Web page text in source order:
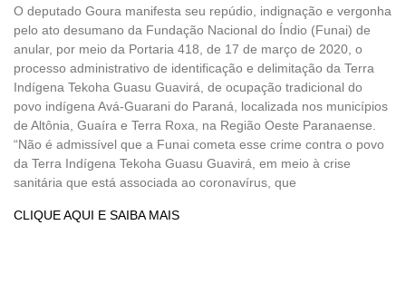
O deputado Goura manifesta seu repúdio, indignação e vergonha
pelo ato desumano da Fundação Nacional do Índio (Funai) de
anular, por meio da Portaria 418, de 17 de março de 2020, o
processo administrativo de identificação e delimitação da Terra
Indígena Tekoha Guasu Guavirá, de ocupação tradicional do
povo indígena Avá-Guarani do Paraná, localizada nos municípios
de Altônia, Guaíra e Terra Roxa, na Região Oeste Paranaense.
“Não é admissível que a Funai cometa esse crime contra o povo
da Terra Indígena Tekoha Guasu Guavirá, em meio à crise
sanitária que está associada ao coronavírus, que
CLIQUE AQUI E SAIBA MAIS